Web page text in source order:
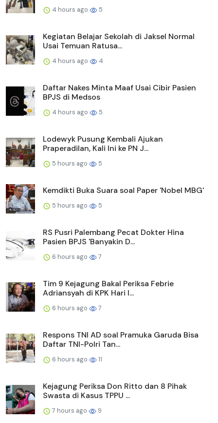
4 hours ago 5
Kegiatan Belajar Sekolah di Jaksel Normal
Usai Temuan Ratusa...
4 hours ago 4
Daftar Nakes Minta Maaf Usai Cibir Pasien
BPJS di Medsos
4 hours ago 5
Lodewyk Pusung Kembali Ajukan
Praperadilan, Kali Ini ke PN J...
5 hours ago 5
Kemdikti Buka Suara soal Paper 'Nobel MBG'
5 hours ago 5
RS Pusri Palembang Pecat Dokter Hina
Pasien BPJS 'Banyakin D...
6 hours ago 7
Tim 9 Kejagung Bakal Periksa Febrie
Adriansyah di KPK Hari I...
6 hours ago 7
Respons TNI AD soal Pramuka Garuda Bisa
Daftar TNI-Polri Tan...
6 hours ago 11
Kejagung Periksa Don Ritto dan 8 Pihak
Swasta di Kasus TPPU ...
7 hours ago 9